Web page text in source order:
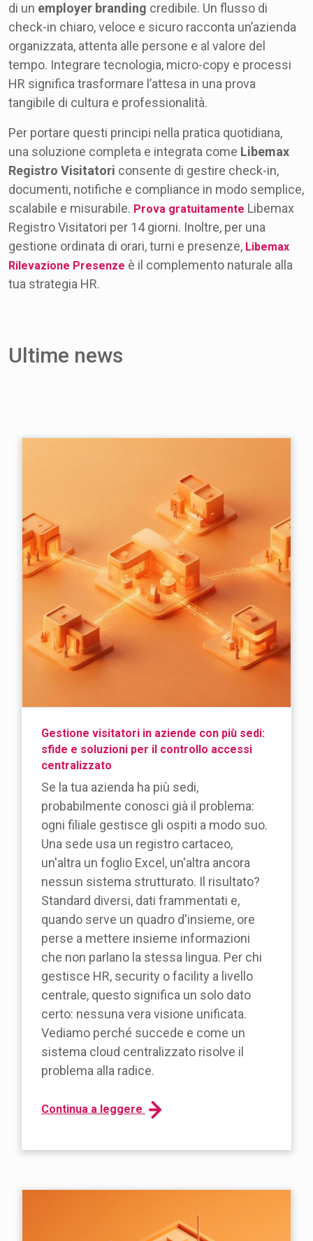
di un employer branding credibile. Un flusso di
check-in chiaro, veloce e sicuro racconta un’azienda
organizzata, attenta alle persone e al valore del
tempo. Integrare tecnologia, micro-copy e processi
HR significa trasformare l’attesa in una prova
tangibile di cultura e professionalità.
Per portare questi principi nella pratica quotidiana,
una soluzione completa e integrata come Libemax
Registro Visitatori consente di gestire check-in,
documenti, notifiche e compliance in modo semplice,
scalabile e misurabile. Prova gratuitamente Libemax
Registro Visitatori per 14 giorni. Inoltre, per una
gestione ordinata di orari, turni e presenze, Libemax
Rilevazione Presenze è il complemento naturale alla
tua strategia HR.
Ultime news
Gestione visitatori in aziende con più sedi:
sfide e soluzioni per il controllo accessi
centralizzato
Se la tua azienda ha più sedi,
probabilmente conosci già il problema:
ogni filiale gestisce gli ospiti a modo suo.
Una sede usa un registro cartaceo,
un'altra un foglio Excel, un'altra ancora
nessun sistema strutturato. Il risultato?
Standard diversi, dati frammentati e,
quando serve un quadro d'insieme, ore
perse a mettere insieme informazioni
che non parlano la stessa lingua. Per chi
gestisce HR, security o facility a livello
centrale, questo significa un solo dato
certo: nessuna vera visione unificata.
Vediamo perché succede e come un
sistema cloud centralizzato risolve il
problema alla radice.
Continua a leggere